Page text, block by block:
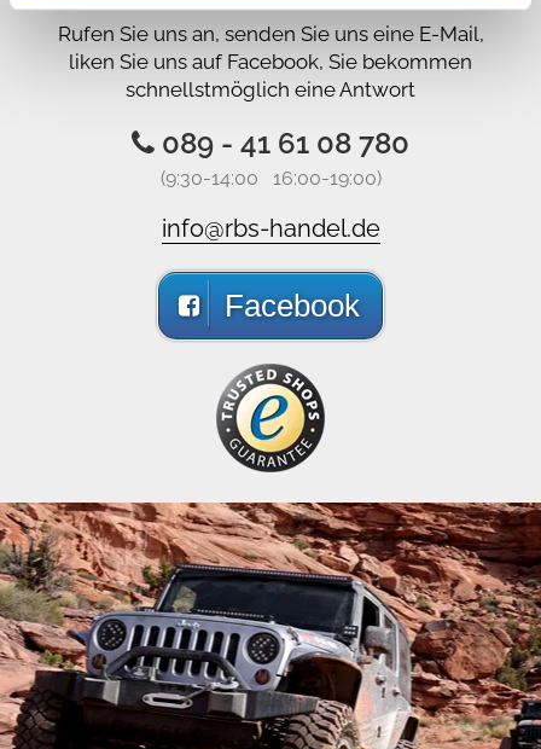
Rufen Sie uns an, senden Sie uns eine E-Mail,
liken Sie uns auf Facebook, Sie bekommen
schnellstmöglich eine Antwort
089 - 41 61 08 780
(9:30-14:00 16:00-19:00)
info@rbs-handel.de
Facebook